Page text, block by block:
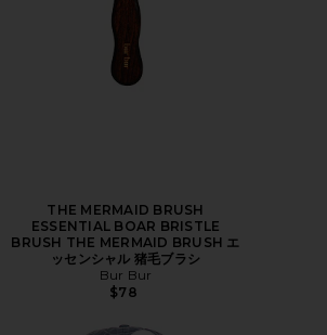
THE MERMAID BRUSH
ESSENTIAL BOAR BRISTLE
BRUSH THE MERMAID BRUSH エ
ッセンシャル 猪毛ブラシ
Bur Bur
$78